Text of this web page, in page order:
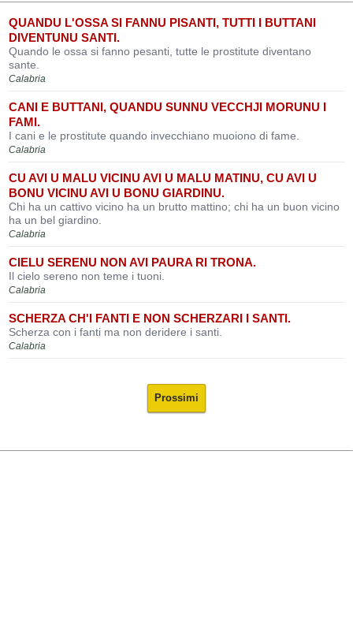
QUANDU L'OSSA SI FANNU PISANTI, TUTTI I BUTTANI
DIVENTUNU SANTI.
Quando le ossa si fanno pesanti, tutte le prostitute diventano
sante.
Calabria
CANI E BUTTANI, QUANDU SUNNU VECCHJI MORUNU I
FAMI.
I cani e le prostitute quando invecchiano muoiono di fame.
Calabria
CU AVI U MALU VICINU AVI U MALU MATINU, CU AVI U
BONU VICINU AVI U BONU GIARDINU.
Chi ha un cattivo vicino ha un brutto mattino; chi ha un buon vicino
ha un bel giardino.
Calabria
CIELU SERENU NON AVI PAURA RI TRONA.
Il cielo sereno non teme i tuoni.
Calabria
SCHERZA CH'I FANTI E NON SCHERZARI I SANTI.
Scherza con i fanti ma non deridere i santi.
Calabria
Prossimi